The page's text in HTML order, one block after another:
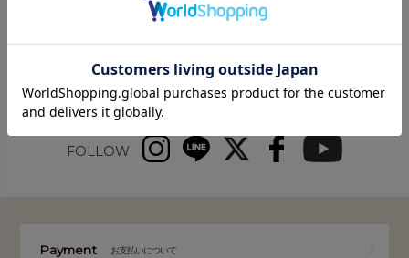
FOLLOW
Payment お支払いについて